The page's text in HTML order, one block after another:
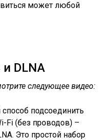
может любой
DLNA
следующее видео:
подсоединить
Fi (без проводов) –
Это простой набор